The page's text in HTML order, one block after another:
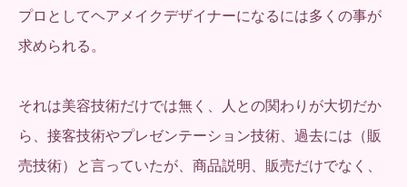
プロとしてヘアメイクデザイナーになるには多くの事が
求められる。
それは美容技術だけでは無く、人との関わりが大切だか
ら、接客技術やプレゼンテーション技術、過去には（販
売技術）と言っていたが、商品説明、販売だけでなく、